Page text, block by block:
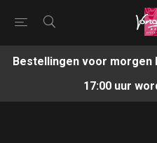
Bestellingen voor morgen
17:00 uur